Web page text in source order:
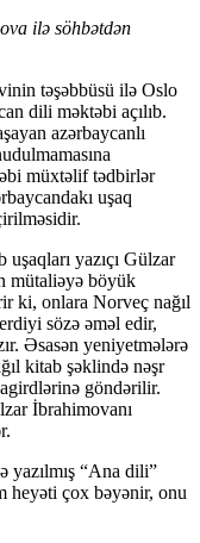
ilə söhbətdən
təşəbbüsü ilə Oslo
dili məktəbi açılıb.
azərbaycanlı
müxtəlif tədbirlər
uşaq
yazıçı Gülzar
mütaliəyə böyük
ki, onlara Norveç nağıl
sözə əməl edir,
Əsasən yeniyetmələrə
kitab şəklində nəşr
göndərilir.
İbrahimovanı
yazılmış “Ana dili”
heyəti çox bəyənir, onu